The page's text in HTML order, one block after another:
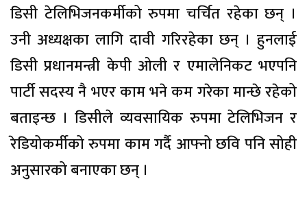
डिसी टेलिभिजनकर्मीको रुपमा चर्चित रहेका छन् ।
उनी अध्यक्षका लागि दावी गरिरहेका छन् । हुनलाई
डिसी प्रधानमन्त्री केपी ओली र एमालेनिकट भएपनि
पार्टी सदस्य नै भएर काम भने कम गरेका मान्छे रहेको
बताइन्छ । डिसीले व्यवसायिक रुपमा टेलिभिजन र
रेडियोकर्मीको रुपमा काम गर्दै आफ्नो छवि पनि सोही
अनुसारको बनाएका छन् ।